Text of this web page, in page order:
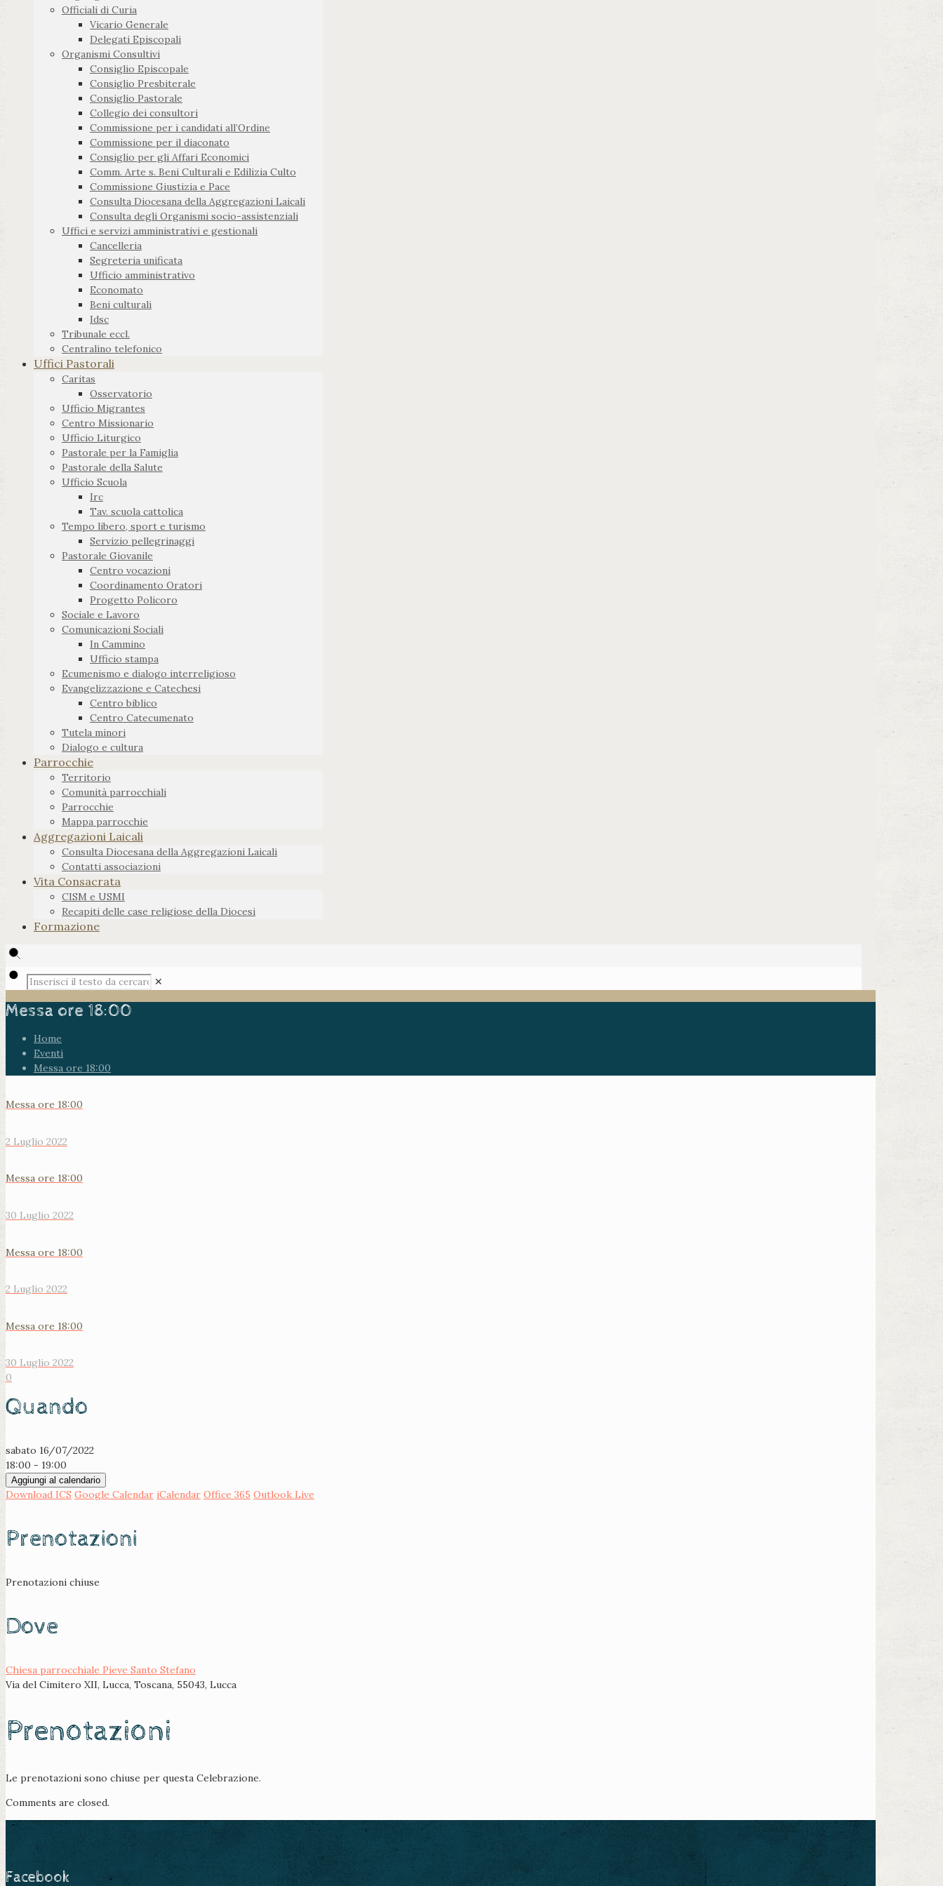
Officiali di Curia
Vicario Generale
Delegati Episcopali
Organismi Consultivi
Consiglio Episcopale
Consiglio Presbiterale
Consiglio Pastorale
Collegio dei consultori
Commissione per i candidati all’Ordine
Commissione per il diaconato
Consiglio per gli Affari Economici
Comm. Arte s. Beni Culturali e Edilizia Culto
Commissione Giustizia e Pace
Consulta Diocesana della Aggregazioni Laicali
Consulta degli Organismi socio-assistenziali
Uffici e servizi amministrativi e gestionali
Cancelleria
Segreteria unificata
Ufficio amministrativo
Economato
Beni culturali
Idsc
Tribunale eccl.
Centralino telefonico
Uffici Pastorali
Caritas
Osservatorio
Ufficio Migrantes
Centro Missionario
Ufficio Liturgico
Pastorale per la Famiglia
Pastorale della Salute
Ufficio Scuola
Irc
Tav. scuola cattolica
Tempo libero, sport e turismo
Servizio pellegrinaggi
Pastorale Giovanile
Centro vocazioni
Coordinamento Oratori
Progetto Policoro
Sociale e Lavoro
Comunicazioni Sociali
In Cammino
Ufficio stampa
Ecumenismo e dialogo interreligioso
Evangelizzazione e Catechesi
Centro biblico
Centro Catecumenato
Tutela minori
Dialogo e cultura
Parrocchie
Territorio
Comunità parrocchiali
Parrocchie
Mappa parrocchie
Aggregazioni Laicali
Consulta Diocesana della Aggregazioni Laicali
Contatti associazioni
Vita Consacrata
CISM e USMI
Recapiti delle case religiose della Diocesi
Formazione
✕
Messa ore 18:00
Home
Eventi
Messa ore 18:00
Messa ore 18:00
2 Luglio 2022
Messa ore 18:00
30 Luglio 2022
Messa ore 18:00
2 Luglio 2022
Messa ore 18:00
30 Luglio 2022
0
Quando
sabato 16/07/2022
18:00 - 19:00
Aggiungi al calendario
Download ICS Google Calendar iCalendar Office 365 Outlook Live
Prenotazioni
Prenotazioni chiuse
Dove
Chiesa parrocchiale Pieve Santo Stefano
Via del Cimitero XII, Lucca, Toscana, 55043, Lucca
Prenotazioni
Le prenotazioni sono chiuse per questa Celebrazione.
Comments are closed.
Facebook